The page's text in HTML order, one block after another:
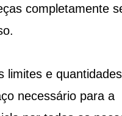
completamente
limites e
necessário para a